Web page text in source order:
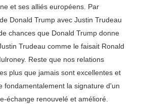
et ses alliés européens. Par
Donald Trump avec Justin Trudeau
chances que Donald Trump donne
Trudeau comme le faisait Ronald
Reste que nos relations
plus que jamais sont excellentes et
fondamentalement la signature d'un
échange renouvelé et amélioré.